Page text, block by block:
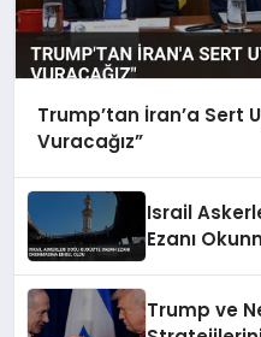
Trump’tan İran’a Sert
Vuracağız”
Israil
Ezanı
Trump ve